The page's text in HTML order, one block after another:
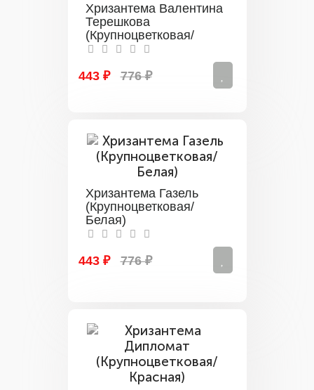
Хризантема Валентина
Терешкова
(Крупноцветковая/
Красно-малиновая)
443 ₽
776 ₽
Хризантема Газель
(Крупноцветковая/
Белая)
443 ₽ 776 ₽